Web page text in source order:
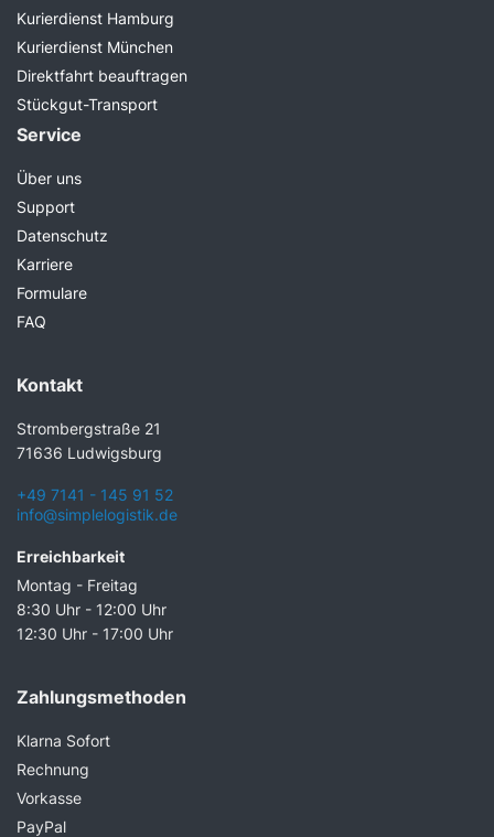
Kurierdienst Hamburg
Kurierdienst München
Direktfahrt beauftragen
Stückgut-Transport
Service
Über uns
Support
Datenschutz
Karriere
Formulare
FAQ
Kontakt
Strombergstraße 21
71636 Ludwigsburg
+49 7141 - 145 91 52
info@simplelogistik.de
Erreichbarkeit
Montag - Freitag
8:30 Uhr - 12:00 Uhr
12:30 Uhr - 17:00 Uhr
Zahlungsmethoden
Klarna Sofort
Rechnung
Vorkasse
PayPal